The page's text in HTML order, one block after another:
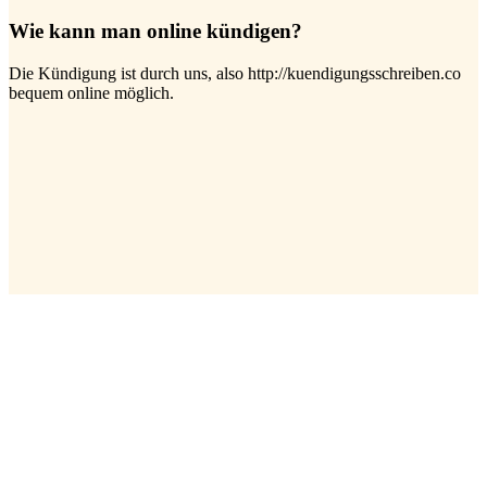
Wie kann man online kündigen?
Die Kündigung ist durch uns, also http://kuendigungsschreiben.co
bequem online möglich.